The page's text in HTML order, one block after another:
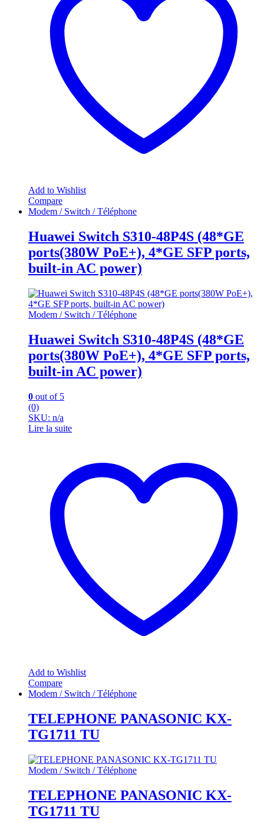
Add to Wishlist
Compare
Modem / Switch / Téléphone
Huawei Switch S310-48P4S (48*GE
ports(380W PoE+), 4*GE SFP ports,
built-in AC power)
Modem / Switch / Téléphone
Huawei Switch S310-48P4S (48*GE
ports(380W PoE+), 4*GE SFP ports,
built-in AC power)
0 out of 5
(0)
SKU: n/a
Lire la suite
Add to Wishlist
Compare
Modem / Switch / Téléphone
TELEPHONE PANASONIC KX-
TG1711 TU
Modem / Switch / Téléphone
TELEPHONE PANASONIC KX-
TG1711 TU